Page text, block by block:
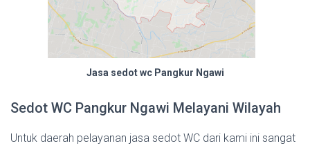
Jasa sedot wc Pangkur Ngawi
Sedot WC Pangkur Ngawi Melayani Wilayah
Untuk daerah pelayanan jasa sedot WC dari kami ini sangat